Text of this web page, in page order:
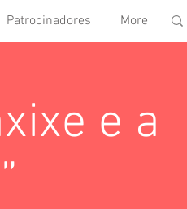
Patrocinadores More
e a